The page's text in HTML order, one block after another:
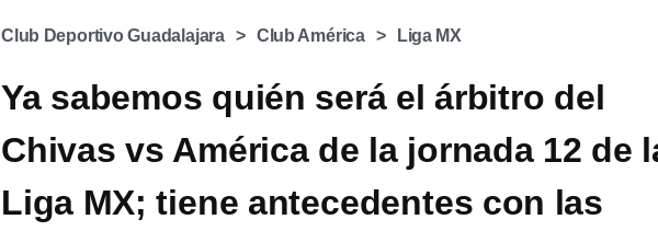
Club Deportivo Guadalajara Club América Liga MX
Ya sabemos quién será el árbitro del
Chivas vs América de la jornada 12 de
Liga MX; tiene antecedentes con las